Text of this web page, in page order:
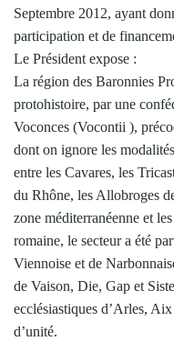
Septembre 2012, ayant
participation et de
Le Président expose :
La région des Baronnies
protohistoire, par une
Voconces (Vocontii ),
dont on ignore les
entre les Cavares, les
du Rhône, les Allobroges
zone méditerranéenne et
romaine, le secteur a été
Viennoise et de
de Vaison, Die, Gap et
ecclésiastiques d’Arles,
d’unité.